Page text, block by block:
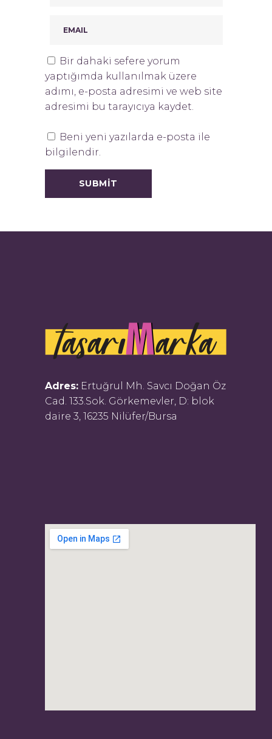
Bir dahaki sefere yorum
yaptığımda kullanılmak üzere
adımı, e-posta adresimi ve web site
adresimi bu tarayıcıya kaydet.
Beni yeni yazılarda e-posta ile
bilgilendir.
Adres: Ertuğrul Mh. Savcı Doğan Öz
Cad. 133.Sok. Görkemevler, D: blok
daire 3, 16235 Nilüfer/Bursa